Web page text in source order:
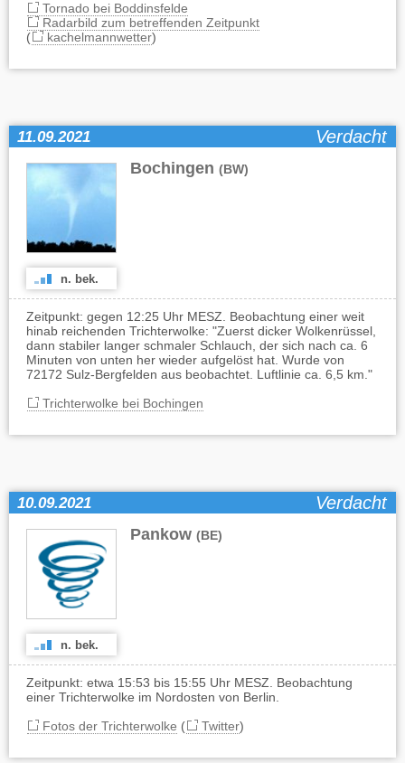
Tornado bei Boddinsfelde
Radarbild zum betreffenden Zeitpunkt
(
kachelmannwetter)
11.09.2021 Verdacht
Bochingen (BW)
n. bek.
Zeitpunkt: gegen 12:25 Uhr MESZ. Beobachtung einer weit
hinab reichenden Trichterwolke: "Zuerst dicker Wolkenrüssel,
dann stabiler langer schmaler Schlauch, der sich nach ca. 6
Minuten von unten her wieder aufgelöst hat. Wurde von
72172 Sulz-Bergfelden aus beobachtet. Luftlinie ca. 6,5 km."
Trichterwolke bei Bochingen
10.09.2021 Verdacht
Pankow (BE)
n. bek.
Zeitpunkt: etwa 15:53 bis 15:55 Uhr MESZ. Beobachtung
einer Trichterwolke im Nordosten von Berlin.
Fotos der Trichterwolke ( Twitter)